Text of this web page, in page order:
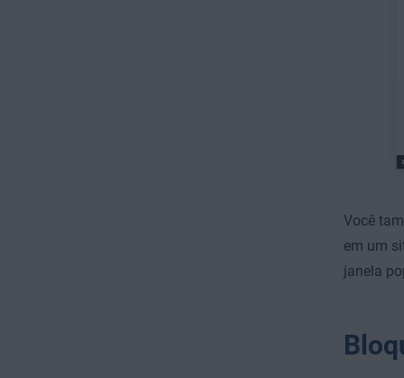
Você
em um
janela